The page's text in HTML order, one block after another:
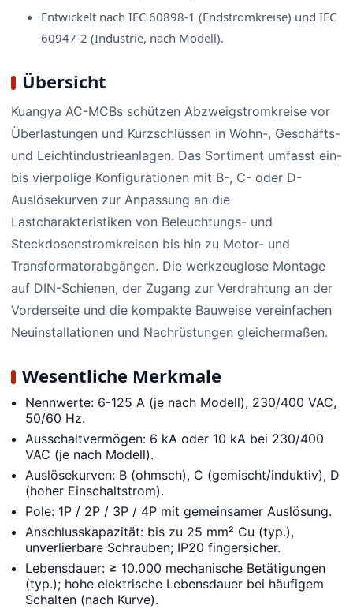
Entwickelt nach IEC 60898-1 (Endstromkreise) und IEC
60947-2 (Industrie, nach Modell).
Übersicht
Kuangya AC-MCBs schützen Abzweigstromkreise vor
Überlastungen und Kurzschlüssen in Wohn-, Geschäfts-
und Leichtindustrieanlagen. Das Sortiment umfasst ein-
bis vierpolige Konfigurationen mit B-, C- oder D-
Auslösekurven zur Anpassung an die
Lastcharakteristiken von Beleuchtungs- und
Steckdosenstromkreisen bis hin zu Motor- und
Transformatorabgängen. Die werkzeuglose Montage
auf DIN-Schienen, der Zugang zur Verdrahtung an der
Vorderseite und die kompakte Bauweise vereinfachen
Neuinstallationen und Nachrüstungen gleichermaßen.
Wesentliche Merkmale
Nennwerte: 6-125 A (je nach Modell), 230/400 VAC,
50/60 Hz.
Ausschaltvermögen: 6 kA oder 10 kA bei 230/400
VAC (je nach Modell).
Auslösekurven: B (ohmsch), C (gemischt/induktiv), D
(hoher Einschaltstrom).
Pole: 1P / 2P / 3P / 4P mit gemeinsamer Auslösung.
Anschlusskapazität: bis zu 25 mm² Cu (typ.),
unverlierbare Schrauben; IP20 fingersicher.
Lebensdauer: ≥ 10.000 mechanische Betätigungen
(typ.); hohe elektrische Lebensdauer bei häufigem
Schalten (nach Kurve).